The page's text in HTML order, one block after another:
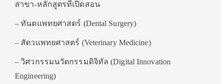
สาขา-หลักสูตรที่เปิดสอน
– ทันตแพทยศาสตร์ (Dental Surgery)
– สัตวแพทยศาสตร์ (Veterinary Medicine)
– วิศวกรรมนวัตกรรมดิจิทัล (Digital Innovation
Engineering)